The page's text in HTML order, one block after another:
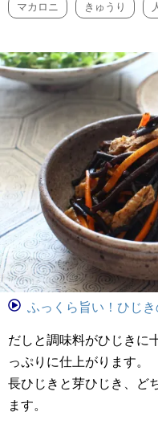
マカロニ きゅうり
ふっくら旨い！ひじき
だしと調味料がひじきに
っぷりに仕上がります。
長ひじきと芽ひじき、ど
ます。